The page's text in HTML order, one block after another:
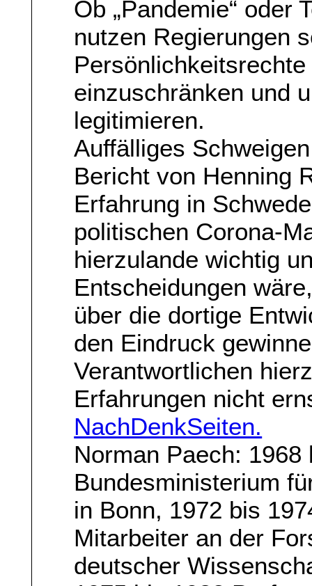
Ob „Pandemie“ oder
nutzen Regierungen
einzuschränken und
legitimieren.
Auffälliges
Bericht von Henning
Erfahrung in
politischen Corona-
hierzulande wichtig
Entscheidungen
über die dortige
den Eindruck
Verantwortlichen
Erfahrungen nicht
NachDenkSeiten.
Norman Paech:
Bundesministerium
in Bonn, 1972 bis
Mitarbeiter an der
deutscher